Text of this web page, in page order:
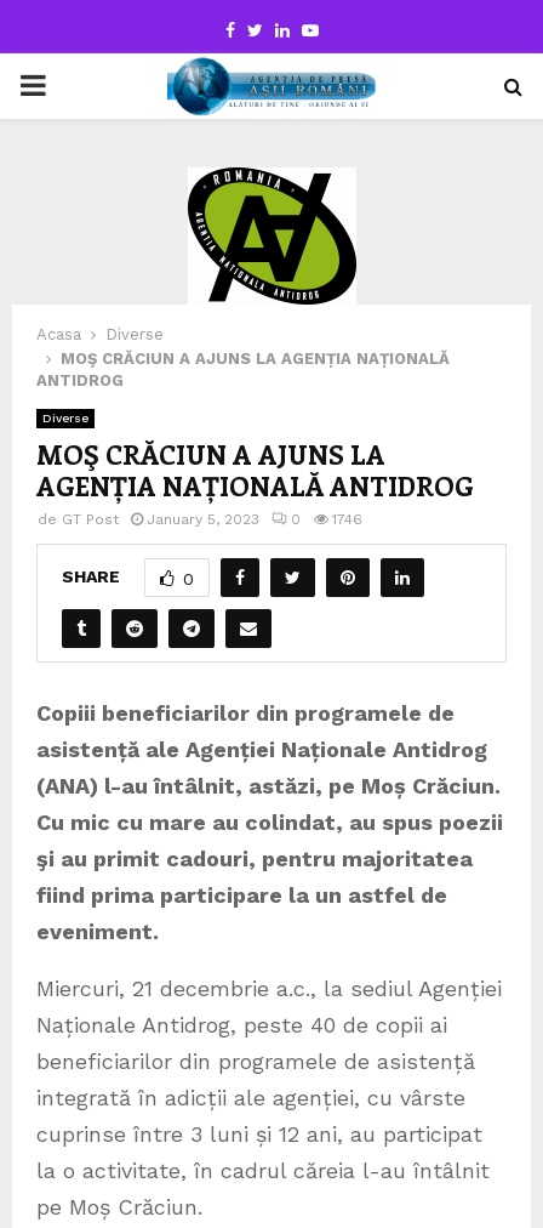
Facebook
TwitterLinkedinYoutube
PRIMARY
Acasa
Diverse
MOŞ CRĂCIUN A AJUNS LA AGENȚIA NAȚIONALĂ
ANTIDROG
Diverse
MOŞ CRĂCIUN A AJUNS LA
AGENȚIA NAȚIONALĂ ANTIDROG
de GT Post January 5, 2023 0 1746
SHARE 0
Copiii beneficiarilor din programele de
asistență ale Agenției Naționale Antidrog
(ANA) l-au întâlnit, astăzi, pe Moș Crăciun.
Cu mic cu mare au colindat, au spus poezii
şi au primit cadouri, pentru majoritatea
fiind prima participare la un astfel de
eveniment.
Miercuri, 21 decembrie a.c., la sediul Agenției
Naționale Antidrog, peste 40 de copii ai
beneficiarilor din programele de asistență
integrată în adicții ale agenției, cu vârste
cuprinse între 3 luni și 12 ani, au participat
la o activitate, în cadrul căreia l-au întâlnit
pe Moș Crăciun.